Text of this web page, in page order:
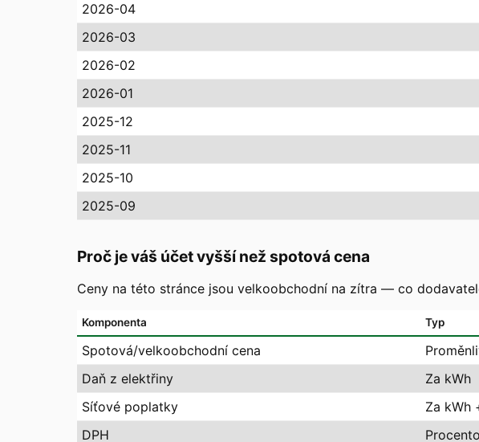
2026-04
2026-03
2026-02
2026-01
2025-12
2025-11
2025-10
2025-09
Proč je váš účet vyšší než spotová cena
Ceny na této stránce jsou velkoobchodní na zítra — co
Komponenta Typ
Spotová/velkoobchodní cena
Daň z elektřiny
Za kWh
Síťové poplatky
Za kWh
DPH